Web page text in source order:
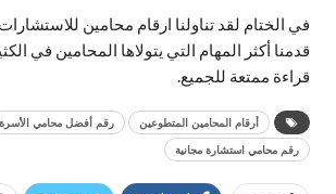
في الختام لقد تناولنا ارقام محامين للاستشارات
قدمنا أكثر المهام التي يتولاها المحامين في
قراءة ممتعة للجميع.
أرقام المحامين المتطوعين
رقم أفضل محامي الأسرة
رقم محامي استشارة مجانية